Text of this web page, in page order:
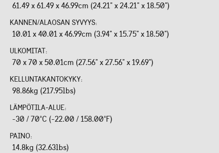
61.49 x 61.49 x 46.99cm (24.21" x 24.21" x 18.50")
KANNEN/ALAOSAN SYVYYS:
10.01 x 40.01 x 46.99cm (3.94" x 15.75" x 18.50")
ULKOMITAT:
70 x 70 x 50.01cm (27.56" x 27.56" x 19.69")
KELLUNTAKANTOKYKY:
98.86kg (217.95lbs)
LÄMPÖTILA-ALUE:
-30 / 70°C (-22.00 / 158.00°F)
PAINO:
14.8kg (32.63lbs)